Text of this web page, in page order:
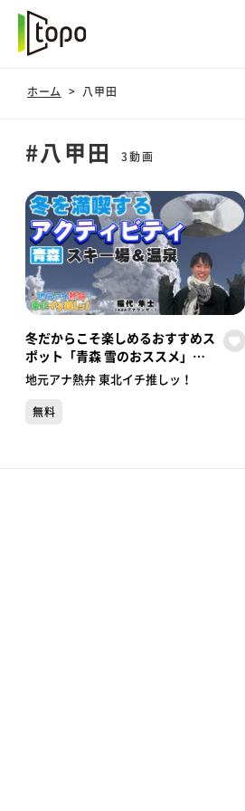
ホーム 八甲田
#八甲田 3動画
冬だからこそ楽しめるおすすめス
ポット「青森 雪のおススメ」
（ABA青森朝日放送／福代アナウ
チ推しッ！】
地元アナ熱弁 東北イチ推しッ！
無料